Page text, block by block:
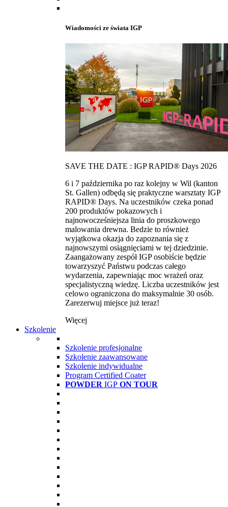
Wiadomości ze świata IGP
SAVE THE DATE : IGP RAPID® Days 2026
6 i 7 października po raz kolejny w Wil (kanton
St. Gallen) odbędą się praktyczne warsztaty IGP
RAPID® Days. Na uczestników czeka ponad
200 produktów pokazowych i
najnowocześniejsza linia do proszkowego
malowania drewna. Bedzie to również
wyjątkowa okazja do zapoznania się z
najnowszymi osiągnięciami w tej dziedzinie.
Zaangażowany zespół IGP osobiście będzie
towarzyszyć Państwu podczas całego
wydarzenia, zapewniając moc wrażeń oraz
specjalistyczną wiedzę. Liczba uczestników jest
celowo ograniczona do maksymalnie 30 osób.
Zarezerwuj miejsce już teraz!
Więcej
Szkolenie
Szkolenie profesjonalne
Szkolenie zaawansowane
Szkolenie indywidualne
Program Certified Coater
POWDER IGP ON TOUR